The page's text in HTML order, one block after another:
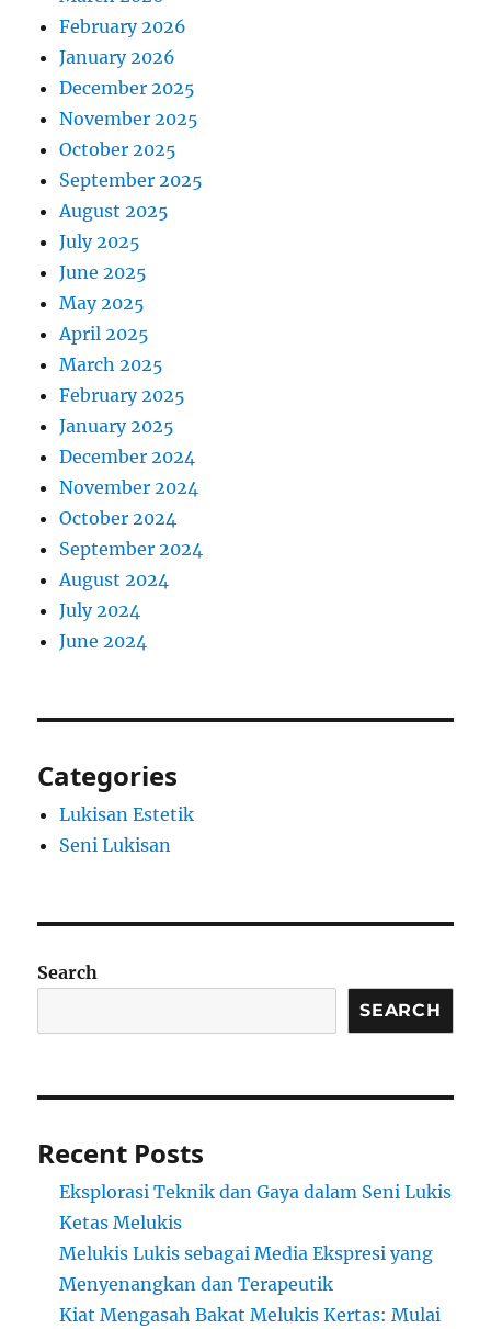
February 2026
January 2026
December 2025
November 2025
October 2025
September 2025
August 2025
July 2025
June 2025
May 2025
April 2025
March 2025
February 2025
January 2025
December 2024
November 2024
October 2024
September 2024
August 2024
July 2024
June 2024
Categories
Lukisan Estetik
Seni Lukisan
Search
SEARCH
Recent Posts
Eksplorasi Teknik dan Gaya dalam Seni Lukis
Ketas Melukis
Melukis Lukis sebagai Media Ekspresi yang
Menyenangkan dan Terapeutik
Kiat Mengasah Bakat Melukis Kertas: Mulai